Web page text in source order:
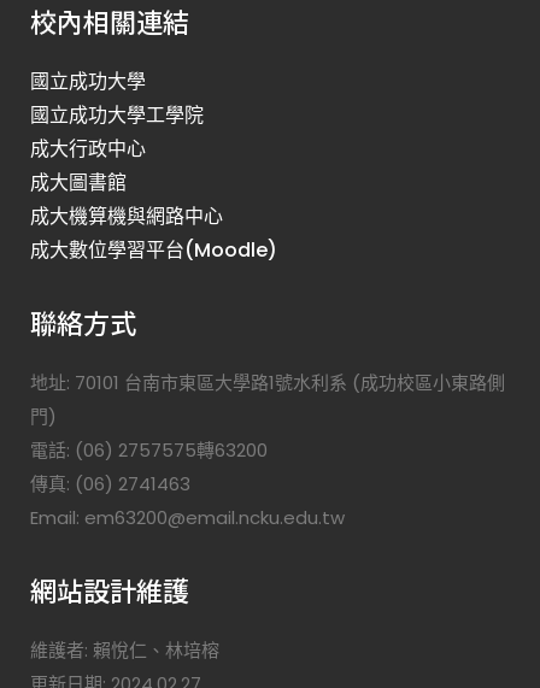
校內相關連結
國立成功大學
國立成功大學工學院
成大行政中心
成大圖書館
成大機算機與網路中心
成大數位學習平台(Moodle)
聯絡方式
地址: 70101 台南市東區大學路1號水利系 (成功校區小東路側
門)
電話: (06) 2757575轉63200
傳真: (06) 2741463
Email: em63200@email.ncku.edu.tw
網站設計維護
維護者: 賴悅仁、林培榕